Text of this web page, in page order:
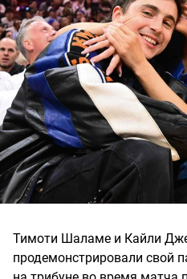
Тимоти Шаламе и Кайли
продемонстрировали свой